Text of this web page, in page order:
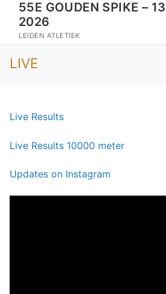
Doorgaan
inhoud
55E GOUDEN SPIKE –
2026
LEIDEN ATLETIEK
LIVE
Live Results
Live Results 10000 meter
Updates on Instagram